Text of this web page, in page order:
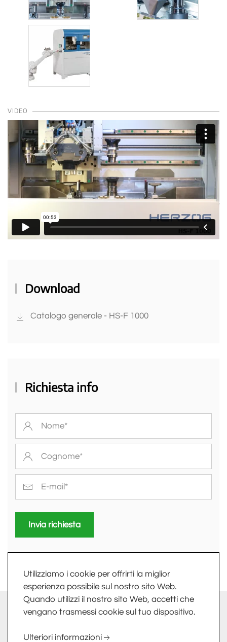
Utilizziamo i cookie per offrirti la miglior
esperienza possibile sul nostro sito Web.
Quando utilizzi il nostro sito Web, accetti che
vengano trasmessi cookie sul tuo dispositivo.
Ulteriori informazioni
VIDEO
Download
Catalogo generale - HS-F 1000
Richiesta info
Invia richiesta
info@fkv.it - Extranet
BOLDONE (BG) - PI/CF 01758800161